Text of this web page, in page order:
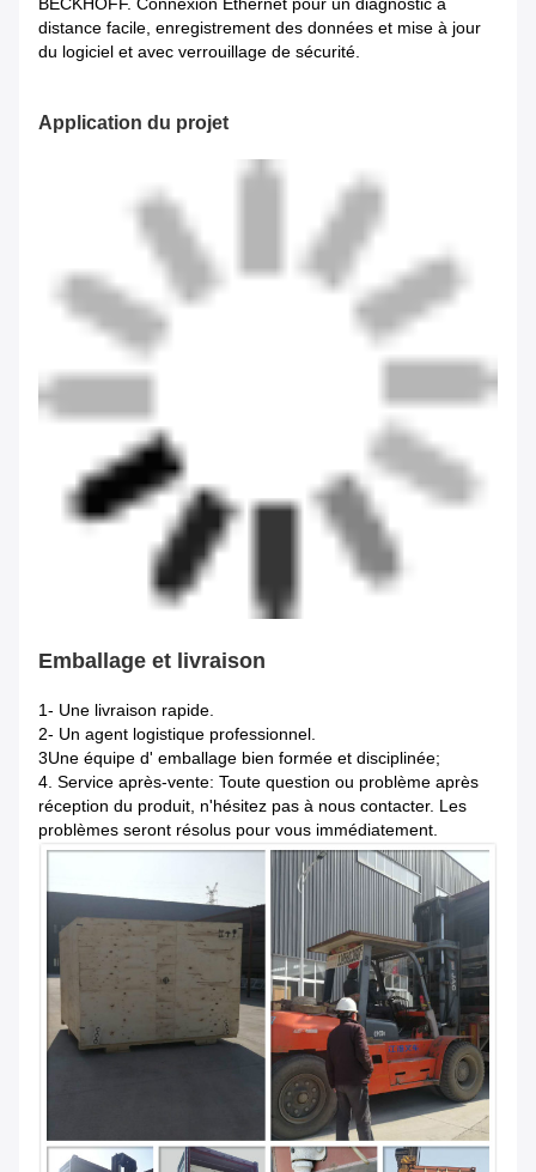
distance facile, enregistrement des données et mise à jour
du logiciel et avec verrouillage de sécurité.
Application du projet
Emballage et livraison
1- Une livraison rapide.
2- Un agent logistique professionnel.
3Une équipe d' emballage bien formée et disciplinée;
4. Service après-vente: Toute question ou problème après
réception du produit, n'hésitez pas à nous contacter. Les
problèmes seront résolus pour vous immédiatement.